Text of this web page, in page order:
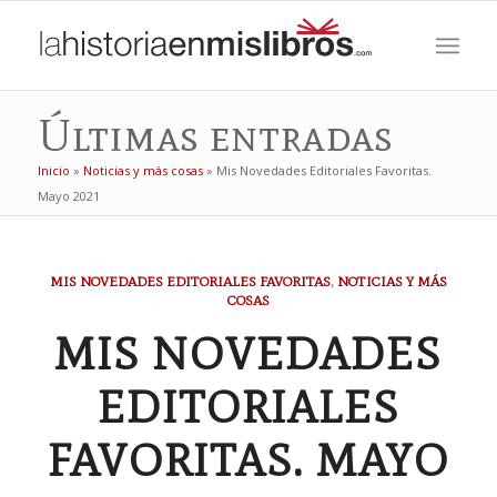
Últimas entradas
Inicio » Noticias y más cosas» Mis Novedades Editoriales Favoritas.
Mayo 2021
MIS NOVEDADES EDITORIALES FAVORITAS, NOTICIAS Y MÁS
COSAS
MIS NOVEDADES
EDITORIALES
FAVORITAS. MAYO